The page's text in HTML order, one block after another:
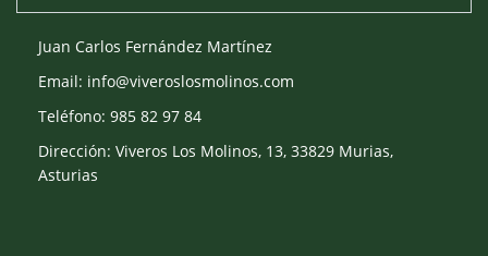
Juan Carlos Fernández Martínez
Email: info@viveroslosmolinos.com
Teléfono: 985 82 97 84
Dirección: Viveros Los Molinos, 13, 33829 Murias,
Asturias